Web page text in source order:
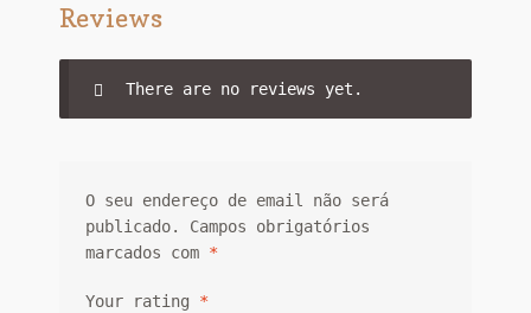
Reviews
There are no reviews yet.
O seu endereço de email não será
publicado.
Campos obrigatórios
marcados com *
Your rating *